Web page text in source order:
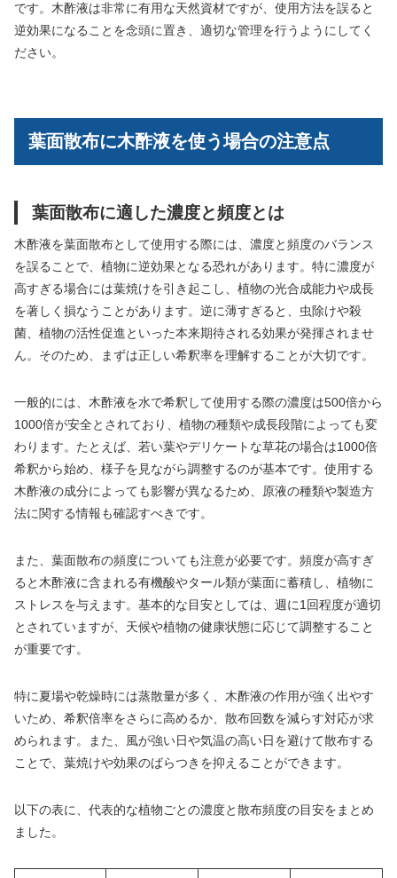
です。木酢液は非常に有用な天然資材ですが、使用方法を誤ると
逆効果になることを念頭に置き、適切な管理を行うようにしてく
ださい。
葉面散布に木酢液を使う場合の注意点
葉面散布に適した濃度と頻度とは
木酢液を葉面散布として使用する際には、濃度と頻度のバランス
を誤ることで、植物に逆効果となる恐れがあります。特に濃度が
高すぎる場合には葉焼けを引き起こし、植物の光合成能力や成長
を著しく損なうことがあります。逆に薄すぎると、虫除けや殺
菌、植物の活性促進といった本来期待される効果が発揮されませ
ん。そのため、まずは正しい希釈率を理解することが大切です。
一般的には、木酢液を水で希釈して使用する際の濃度は500倍から
1000倍が安全とされており、植物の種類や成長段階によっても変
わります。たとえば、若い葉やデリケートな草花の場合は1000倍
希釈から始め、様子を見ながら調整するのが基本です。使用する
木酢液の成分によっても影響が異なるため、原液の種類や製造方
法に関する情報も確認すべきです。
また、葉面散布の頻度についても注意が必要です。頻度が高すぎ
ると木酢液に含まれる有機酸やタール類が葉面に蓄積し、植物に
ストレスを与えます。基本的な目安としては、週に1回程度が適切
とされていますが、天候や植物の健康状態に応じて調整すること
が重要です。
特に夏場や乾燥時には蒸散量が多く、木酢液の作用が強く出やす
いため、希釈倍率をさらに高めるか、散布回数を減らす対応が求
められます。また、風が強い日や気温の高い日を避けて散布する
ことで、葉焼けや効果のばらつきを抑えることができます。
以下の表に、代表的な植物ごとの濃度と散布頻度の目安をまとめ
ました。